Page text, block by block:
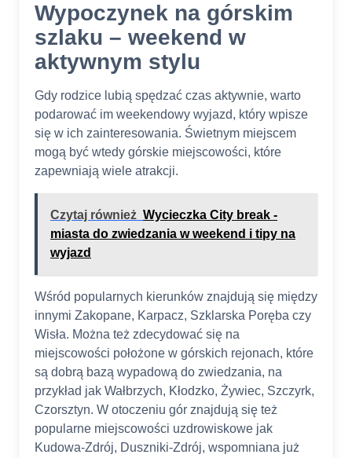
Wypoczynek na górskim
szlaku – weekend w
aktywnym stylu
Gdy rodzice lubią spędzać czas aktywnie, warto
podarować im weekendowy wyjazd, który wpisze
się w ich zainteresowania. Świetnym miejscem
mogą być wtedy górskie miejscowości, które
zapewniają wiele atrakcji.
Czytaj również Wycieczka City break -
miasta do zwiedzania w weekend i tipy na
wyjazd
Wśród popularnych kierunków znajdują się między
innymi Zakopane, Karpacz, Szklarska Poręba czy
Wisła. Można też zdecydować się na
miejscowości położone w górskich rejonach, które
są dobrą bazą wypadową do zwiedzania, na
przykład jak Wałbrzych, Kłodzko, Żywiec, Szczyrk,
Czorsztyn. W otoczeniu gór znajdują się też
popularne miejscowości uzdrowiskowe jak
Kudowa-Zdrój, Duszniki-Zdrój, wspomniana już